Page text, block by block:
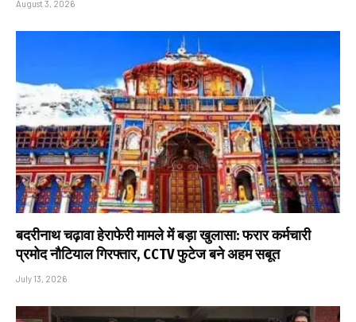
August 3, 2026
बदरीनाथ चढ़ावा हेराफेरी मामले में बड़ा खुलासा: फरार कर्मचारी
प्रमोद नौटियाल गिरफ्तार, CCTV फुटेज बने अहम सबूत
July 13, 2026